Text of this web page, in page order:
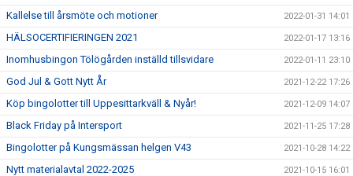
Kallelse till årsmöte och motioner 2022-01-31 14:01
HÄLSOCERTIFIERINGEN 2021 2022-01-17 13:16
Inomhusbingon Tölögården inställd tillsvidare 2022-01-11 23:10
God Jul & Gott Nytt År 2021-12-22 17:26
Köp bingolotter till Uppesittarkväll & Nyår! 2021-12-09 14:07
Black Friday på Intersport 2021-11-25 17:28
Bingolotter på Kungsmässan helgen V43 2021-10-28 14:22
Nytt materialavtal 2022-2025 2021-10-15 16:01